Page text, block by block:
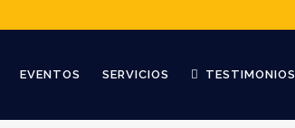
EVENTOS SERVICIOS TESTIMONIOS